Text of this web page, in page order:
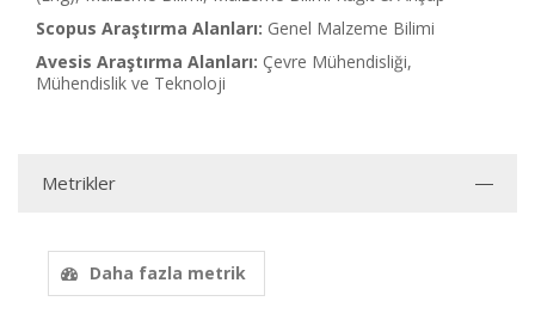
Scopus Araştırma Alanları: Genel Malzeme Bilimi
Avesis Araştırma Alanları: Çevre Mühendisliği,
Mühendislik ve Teknoloji
Metrikler
Daha fazla metrik